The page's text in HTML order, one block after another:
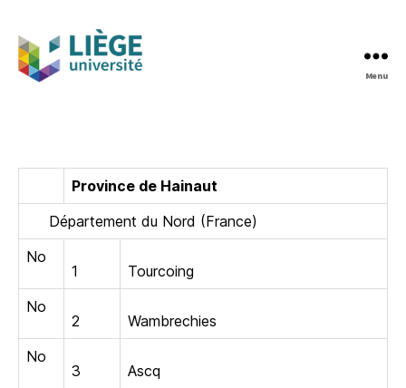
Wallonie
ALW
Menu
Province de Hainaut
Département du Nord (France)
No
1
Tourcoing
No
2
Wambrechies
No
3
Ascq